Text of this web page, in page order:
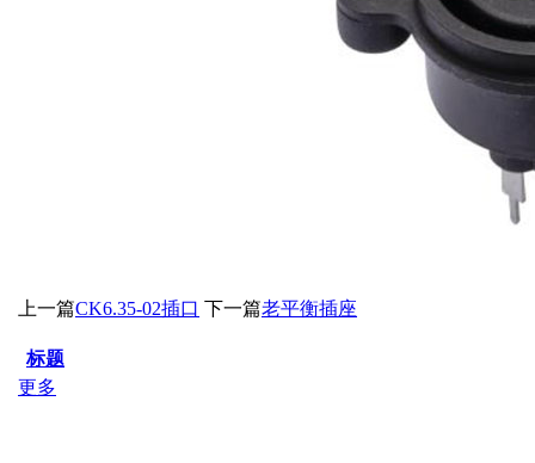
上一篇CK6.35-02插口 下一篇老平衡插座
标题
更多